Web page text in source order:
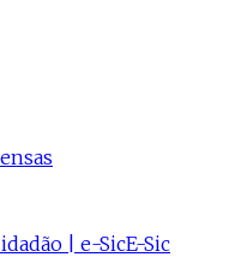
| e-SicE-Sic